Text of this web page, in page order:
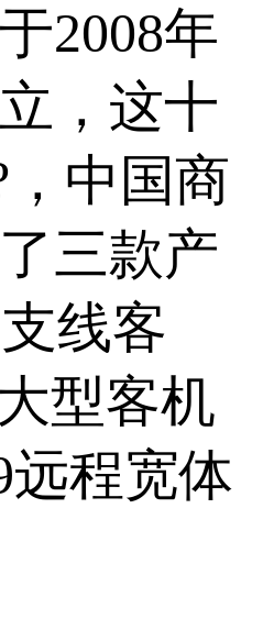
2008年
，这十
，中国商
三款产
线客
型客机
远程宽体